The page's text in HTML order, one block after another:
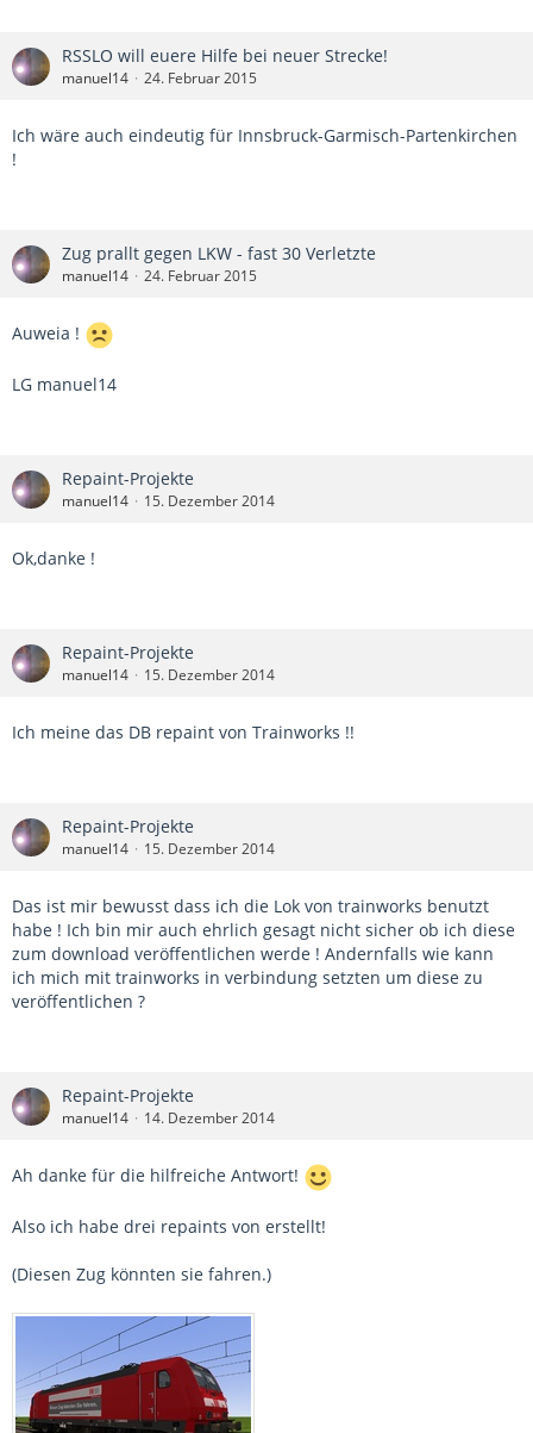
RSSLO will euere Hilfe bei neuer Strecke!
manuel14 24. Februar 2015
Ich wäre auch eindeutig für Innsbruck-Garmisch-Partenkirchen
!
Zug prallt gegen LKW - fast 30 Verletzte
manuel14 24. Februar 2015
Auweia !
LG manuel14
Repaint-Projekte
manuel14 15. Dezember 2014
Ok,danke !
Repaint-Projekte
manuel14 15. Dezember 2014
Ich meine das DB repaint von Trainworks !!
Repaint-Projekte
manuel14 15. Dezember 2014
Das ist mir bewusst dass ich die Lok von trainworks benutzt
habe ! Ich bin mir auch ehrlich gesagt nicht sicher ob ich diese
zum download veröffentlichen werde ! Andernfalls wie kann
ich mich mit trainworks in verbindung setzten um diese zu
veröffentlichen ?
Repaint-Projekte
manuel14 14. Dezember 2014
Ah danke für die hilfreiche Antwort!
Also ich habe drei repaints von erstellt!
(Diesen Zug könnten sie fahren.)